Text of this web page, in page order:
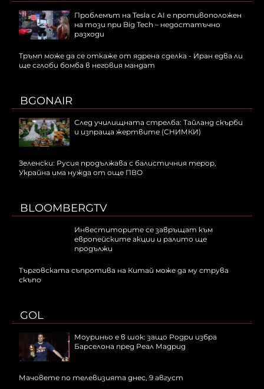
Проблемът на Tesla с AI е противоположен
на този при Big Tech – недостатъчно
разходи
Тръмп може да се откаже от ядрена сделка - Иран едва ли
ще сглоби бомба в неговия мандат
BGONAIR
След училищната стрелба: Тайланд скърби
и изпраща жертвите (СНИМКИ)
Зеленски: Русия продължава с балистичния терор,
Украйна има нужда от още ПВО
BLOOMBERGTV
Инвеститорите се завръщат към
европейските акции и ралито ще
продължи
Търговската съпротива на Китай може да му струва
скъпо
GOL
Моуриньо е в шок: защо Родри избра
Барселона пред Реал Мадрид
Мачовете по телевизията днес, 9 август